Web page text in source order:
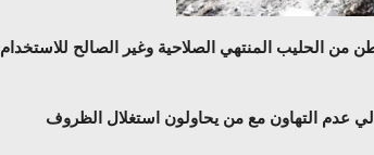
من الحليب المنتهي الصلاحية وغير الصالح للاستخدام
عدم التهاون مع من يحاولون استغلال الظروف